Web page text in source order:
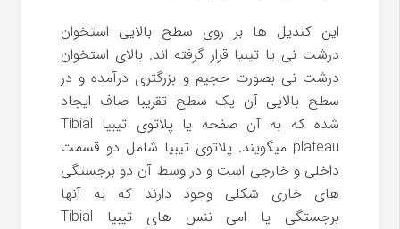
این کندیل ها بر روی سطح بالایی استخوان
درشت نی یا تیبیا قرار گرفته اند. بالای استخوان
درشت نی بصورت حجیم و بزرگتری درآمده و در
سطح بالایی آن یک سطح تقریبا صاف ایجاد
شده که به آن صفحه یا پلاتوی تیبیا Tibial
plateau میگویند. پلاتوی تیبیا شامل دو قسمت
داخلی و خارجی است و در وسط آن دو برجستگی
های خاری شکلی وجود دارند که به آنها
برجستگی یا امی ننس های تیبیا Tibial